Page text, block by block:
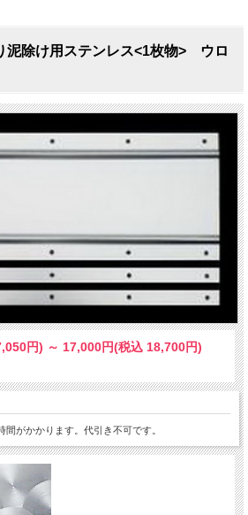
泥除け用ステンレス<1枚物> ウロ
円) ～ 17,000円(税込 18,700円)
がかかります。代引き不可です。